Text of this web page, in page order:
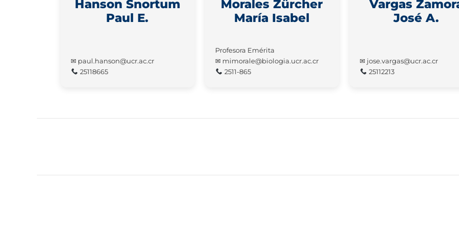
Hanson Snortum
Paul E.
✉ paul.hanson@ucr.ac.cr
25118665
Morales Zürcher
María Isabel
Profesora Emérita
✉ mimorale@biologia.ucr.ac.cr
2511-865
Vargas
José A.
✉ jose.vargas@ucr.ac.cr
25112213